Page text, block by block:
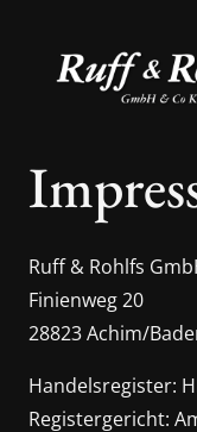
Ruff & Rohlfs
Finienweg 20
28823 Achim/
Handelsregister:
Registergericht: